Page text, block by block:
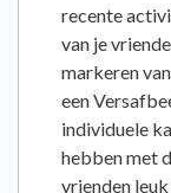
recente
van je
markeren
een
individuele
hebben met
vrienden